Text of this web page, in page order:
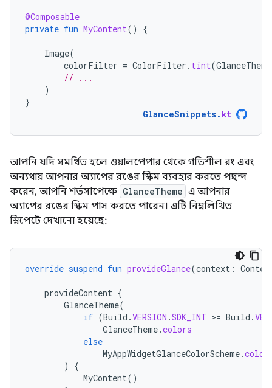
@Composable
private fun MyContent() {
Image(
colorFilter = ColorFilter . tint(GlanceTheme
// ...
)
}
GlanceSnippets. kt
আপনি যদি সমর্থিত হলে ওয়ালপেপার থেকে গতিশীল রং এবং
অন্যথায় আপনার অ্যাপের রঙের স্কিম ব্যবহার করতে পছন্দ
করেন, আপনি শর্তসাপেক্ষে GlanceTheme এ আপনার
অ্যাপের রঙের স্কিম পাস করতে পারেন। এটি নিম্নলিখিত
স্নিপেটে দেখানো হয়েছে:
override suspend fun provideGlance(context :
provideContent {
GlanceTheme(
if (Build .VERSION .SDK_INT >= Build .
GlanceTheme.colors
else
MyAppWidgetGlanceColorScheme.
)
{
MyContent()